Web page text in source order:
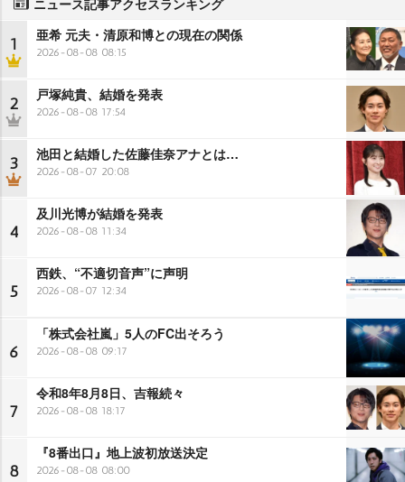
ニュース記事アクセスランキング
1 亜希 元夫・清原和博との現在の関係
2026-08-08 08:15
2 戸塚純貴、結婚を発表
2026-08-08 17:54
3 池田と結婚した佐藤佳奈アナとは…
2026-08-07 20:08
4
及川光博が結婚を発表
2026-08-08 11:34
5
西鉄、“不適切音声”に声明
2026-08-07 12:34
6
「株式会社嵐」5人のFC出そろう
2026-08-08 09:17
7
令和8年8月8日、吉報続々
2026-08-08 18:17
8
『8番出口』地上波初放送決定
2026-08-08 08:00